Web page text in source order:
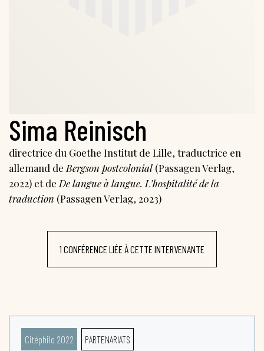
Sima Reinisch
directrice du Goethe Institut de Lille, traductrice en
allemand de Bergson postcolonial (Passagen Verlag,
2022) et de De langue à langue. L’hospitalité de la
traduction (Passagen Verlag, 2023)
1 CONFÉRENCE LIÉE À CETTE INTERVENANTE
Citéphilo 2022 PARTENARIATS